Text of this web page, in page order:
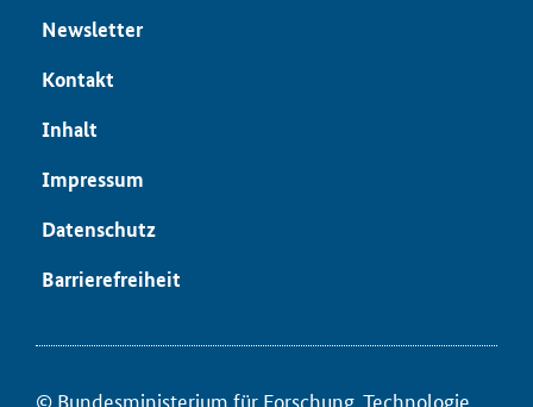
News­let­ter
Kon­takt
In­halt
Im­pres­sum
Da­ten­schutz
Bar­rie­re­frei­heit
© Bun­des­mi­nis­te­ri­um für ­For­schung, Tech­no­lo­gie